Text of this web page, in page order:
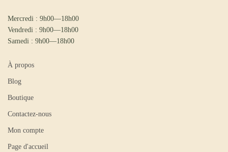
Mercredi : 9h00—18h00
Vendredi : 9h00—18h00
Samedi : 9h00—18h00
À propos
Blog
Boutique
Contactez-nous
Mon compte
Page d'accueil